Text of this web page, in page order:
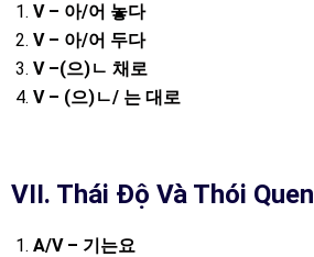
V – 아/어 놓다
V – 아/어 두다
V –(으)ㄴ 채로
V – (으)ㄴ/ 는 대로
VII. Thái Độ Và Thói Quen
A/V – 기는요